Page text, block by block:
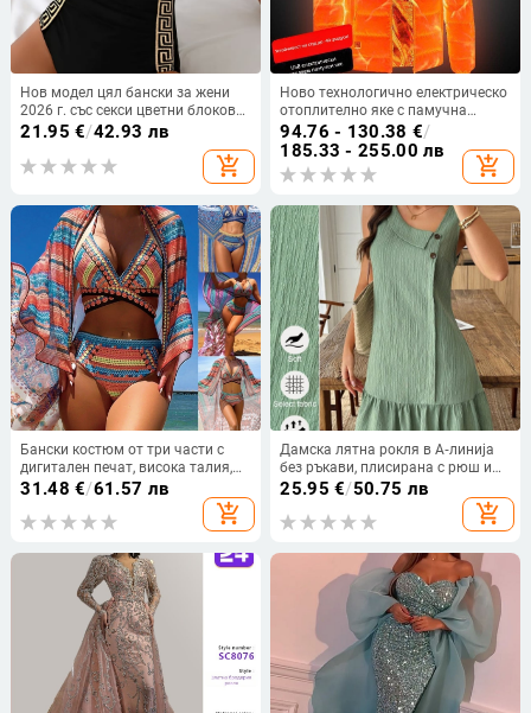
Нов модел цял бански за жени
2026 г. със секси цветни блокове
и стилни детайли
21.95 €/42.93 лв
add_shopping_cart
Ново технологично електрическо
отоплително яке с памучна
подплата за мъже и жени,
интелигентно отоплително
памучно подплатено облекло,
зареждащо цялото тяло,
94.76 - 130.38 €/
185.33 - 255.00 лв
add_shopping_cart
Бански костюм от три части с
дигитален печат, висока талия,
горнище с подплънки без
полиестер (GSM 200)
31.48 €/61.57 лв
add_shopping_cart
Дамска лятна рокля в А‑линија
без ръкави, плисирана с рюш и
волани, бобено зелена, курортен
25.95 €/50.75 лв
add_shopping_cart